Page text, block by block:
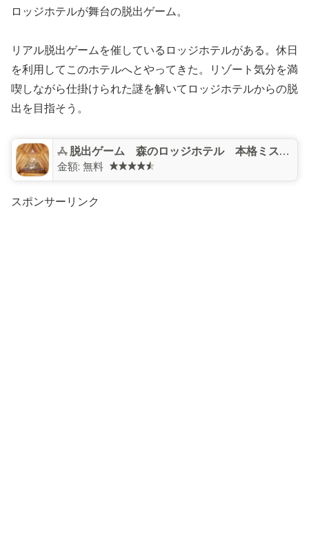
ロッジホテルが舞台の脱出ゲーム。
リアル脱出ゲームを催しているロッジホテルがある。休日
を利用してこのホテルへとやってきた。リゾート気分を満
喫しながら仕掛けられた謎を解いてロッジホテルからの脱
出を目指そう。
脱出ゲーム 森のロッジホテル 本格ミステリー推理
金額: 無料
スポンサーリンク